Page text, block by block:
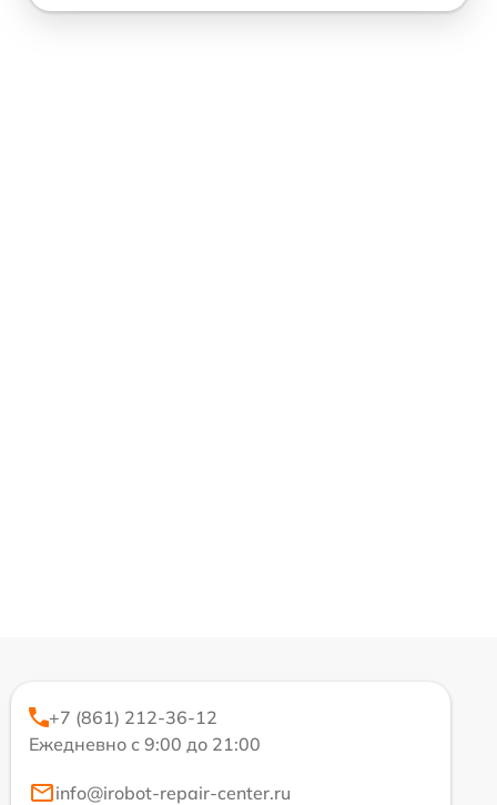
+7 (861) 212-36-12
Ежедневно с 9:00 до 21:00
info@irobot-repair-center.ru